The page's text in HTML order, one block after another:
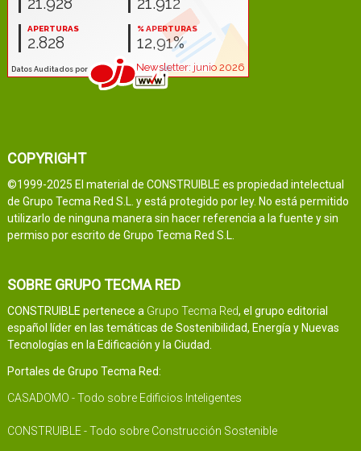
COPYRIGHT
©1999-2025 El material de CONSTRUIBLE es propiedad intelectual
de Grupo Tecma Red S.L. y está protegido por ley. No está permitido
utilizarlo de ninguna manera sin hacer referencia a la fuente y sin
permiso por escrito de Grupo Tecma Red S.L.
SOBRE GRUPO TECMA RED
CONSTRUIBLE pertenece a Grupo Tecma Red, el grupo editorial
español líder en las temáticas de Sostenibilidad, Energía y Nuevas
Tecnologías en la Edificación y la Ciudad.
Portales de Grupo Tecma Red:
CASADOMO - Todo sobre Edificios Inteligentes
CONSTRUIBLE - Todo sobre Construcción Sostenible